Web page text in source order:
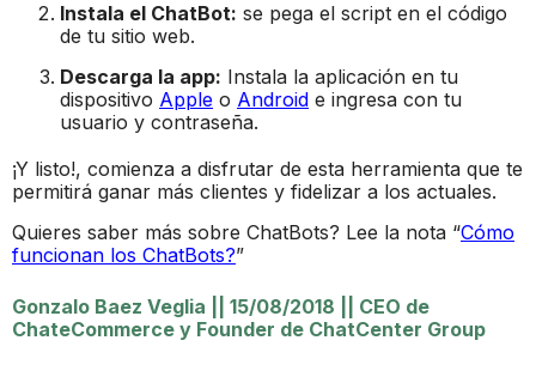
Instala el ChatBot: se pega el script en el código
de tu sitio web.
Descarga la app: Instala la aplicación en tu
dispositivo Apple o Android e ingresa con tu
usuario y contraseña.
¡Y listo!, comienza a disfrutar de esta herramienta que te
permitirá ganar más clientes y fidelizar a los actuales.
Quieres saber más sobre ChatBots? Lee la nota “Cómo
funcionan los ChatBots?”
Gonzalo Baez Veglia 15/08/2018
CEO de
ChateCommerce y Founder de ChatCenter Group